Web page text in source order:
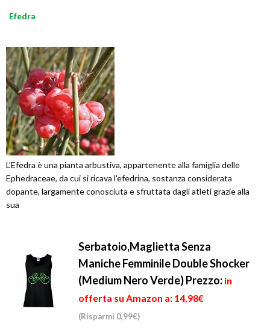
Efedra
L'Efedra è una pianta arbustiva, appartenente alla famiglia delle
Ephedraceae, da cui si ricava l'efedrina, sostanza considerata
dopante, largamente conosciuta e sfruttata dagli atleti grazie alla
sua
Serbatoio,Maglietta Senza
Maniche Femminile Double Shocker
(Medium Nero Verde)Prezzo: in
offerta su Amazon a: 14,98€
(Risparmi 0,99€)